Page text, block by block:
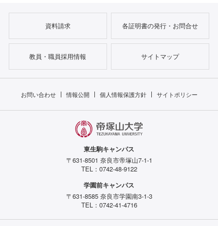
資料請求 各証明書の発行・お問合せ
教員・職員採用情報 サイトマップ
お問い合わせ 情報公開 個人情報保護方針 サイトポリシー
東生駒キャンパス
〒631-8501 奈良市帝塚山7-1-1
TEL：0742-48-9122
学園前キャンパス
〒631-8585 奈良市学園南3-1-3
TEL：0742-41-4716